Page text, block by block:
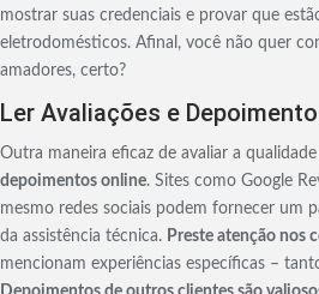
mostrar suas credenciais e provar que
eletrodomésticos. Afinal, você não quer
amadores, certo?
Ler Avaliações e
Outra maneira eficaz de avaliar a
depoimentos online. Sites como Google
mesmo redes sociais podem fornecer um
da assistência técnica. Preste atenção nos
mencionam experiências específicas –